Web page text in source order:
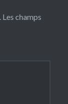
Les champs